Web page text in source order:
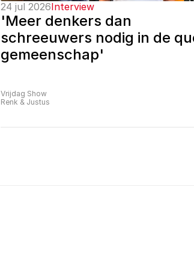
24 jul 2026Interview
'Meer denkers dan
schreeuwers nodig in de
gemeenschap'
Vrijdag Show
Renk & Justus